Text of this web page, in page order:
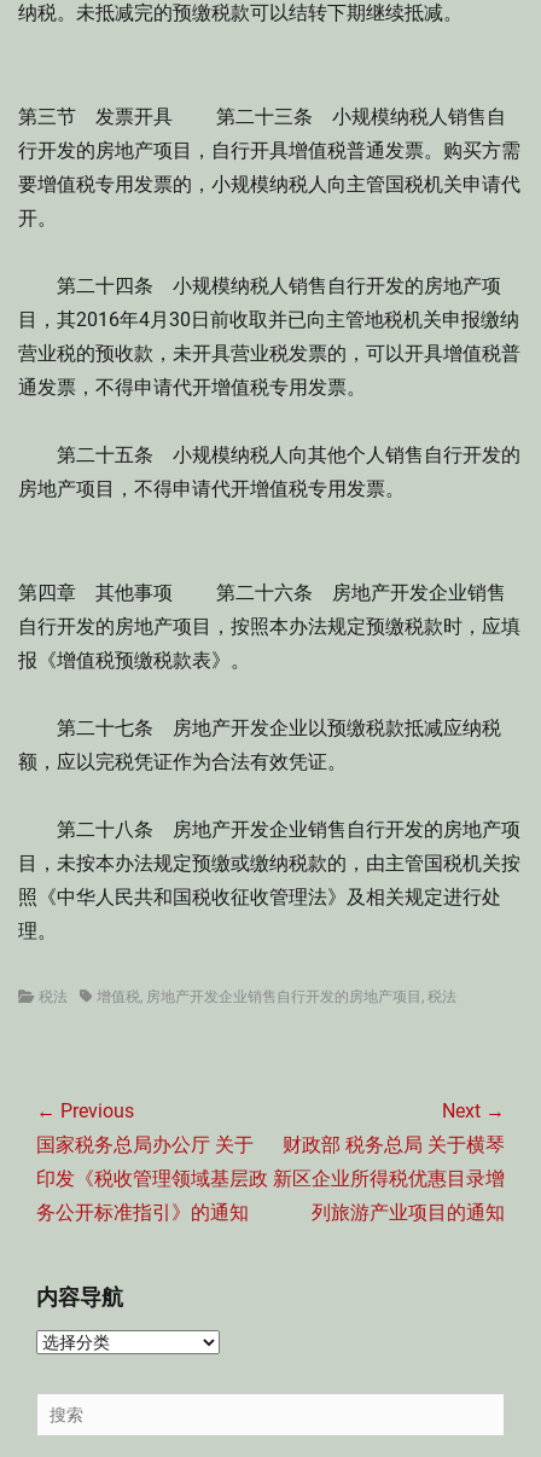
纳税。未抵减完的预缴税款可以结转下期继续抵减。
第三节 发票开具 第二十三条 小规模纳税人销售自
行开发的房地产项目，自行开具增值税普通发票。购买方需
要增值税专用发票的，小规模纳税人向主管国税机关申请代
开。
第二十四条 小规模纳税人销售自行开发的房地产项
目，其2016年4月30日前收取并已向主管地税机关申报缴纳
营业税的预收款，未开具营业税发票的，可以开具增值税普
通发票，不得申请代开增值税专用发票。
第二十五条 小规模纳税人向其他个人销售自行开发的
房地产项目，不得申请代开增值税专用发票。
第四章 其他事项 第二十六条 房地产开发企业销售
自行开发的房地产项目，按照本办法规定预缴税款时，应填
报《增值税预缴税款表》。
第二十七条 房地产开发企业以预缴税款抵减应纳税
额，应以完税凭证作为合法有效凭证。
第二十八条 房地产开发企业销售自行开发的房地产项
目，未按本办法规定预缴或缴纳税款的，由主管国税机关按
照《中华人民共和国税收征收管理法》及相关规定进行处
理。
Categories
税法 Tags增值税, 房地产开发企业销售自行开发的房地产项目 , 税法
章
导
航
← Previous
Previous
post:
国家税务总局办公厅 关于
印发《税收管理领域基层政
务公开标准指引》的通知
Next →
Next
post:
财政部 税务总局 关于横琴
新区企业所得税优惠目录增
列旅游产业项目的通知
内容导航
内
导
航
Search
for: